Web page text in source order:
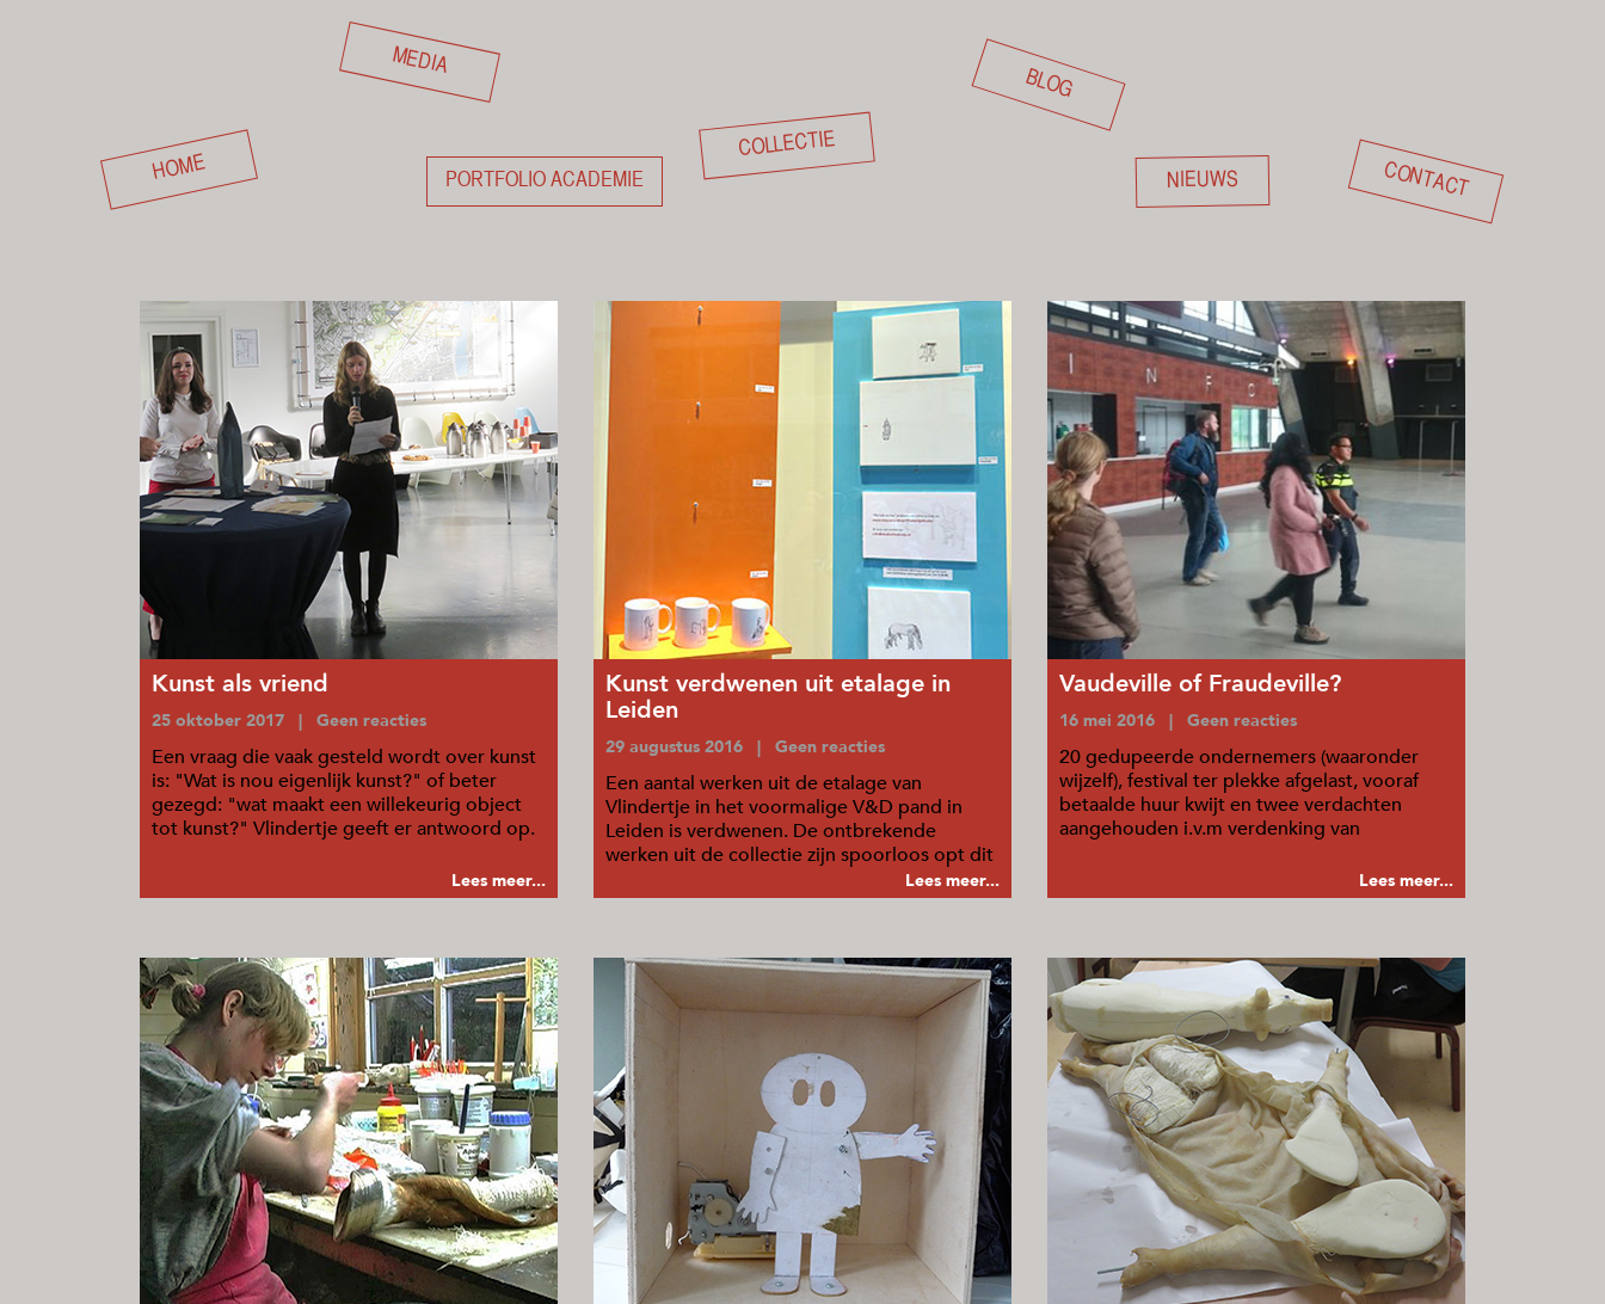
HOME
MEDIA
PORTFOLIO ACADEMIE
COLLECTIE
BLOG
NIEUWS CONTACT
Kunst als vriend
25 oktober 2017 | Geen reacties
Een vraag die vaak gesteld wordt over kunst
is: "Wat is nou eigenlijk kunst?" of beter
gezegd: "wat maakt een willekeurig object
tot kunst?" Vlindertje geeft er antwoord op.
Lees meer...
Kunst verdwenen uit etalage in
Leiden
29 augustus 2016 | Geen reacties
Een aantal werken uit de etalage van
Vlindertje in het voormalige V&D pand in
Leiden is verdwenen. De ontbrekende
werken uit de collectie zijn spoorloos opt dit
Lees meer...
Vaudeville of Fraudeville?
16 mei 2016 | Geen reacties
20 gedupeerde ondernemers (waaronder
wijzelf), festival ter plekke afgelast, vooraf
betaalde huur kwijt en twee verdachten
aangehouden i.v.m verdenking van
Lees meer...